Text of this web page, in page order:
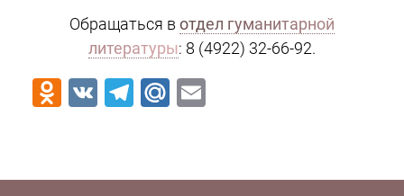
Обращаться в отдел гуманитарной
литературы: 8 (4922) 32-66-92.
Odnoklassniki
VK Telegram
Mail.Ru